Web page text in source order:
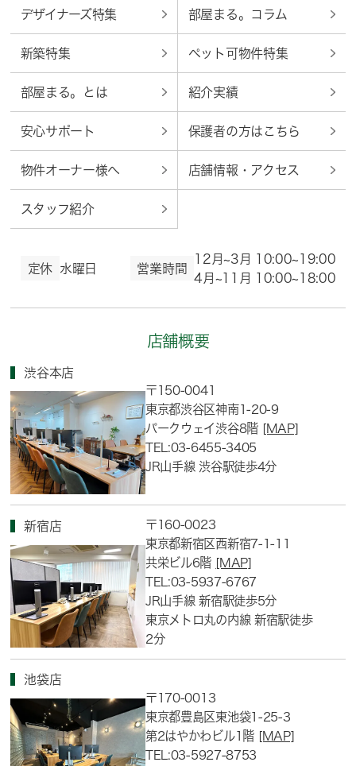
デザイナーズ特集 部屋まる。コラム
新築特集 ペット可物件特集
部屋まる。とは 紹介実績
安心サポート 保護者の方はこちら
物件オーナー様へ 店舗情報・アクセス
スタッフ紹介
定休 水曜日 営業時間
12月~3月 10:00~19:00
4月~11月 10:00~18:00
店舗概要
渋谷本店
〒150-0041
東京都渋谷区神南1-20-9
パークウェイ渋谷8階 [MAP]
TEL:03-6455-3405
JR山手線 渋谷駅徒歩4分
新宿店
〒160-0023
東京都新宿区西新宿7-1-11
共栄ビル6階 [MAP]
TEL:03-5937-6767
JR山手線 新宿駅徒歩5分
東京メトロ丸の内線 新宿駅徒歩
2分
池袋店
〒170-0013
東京都豊島区東池袋1-25-3
第2はやかわビル1階 [MAP]
TEL:03-5927-8753